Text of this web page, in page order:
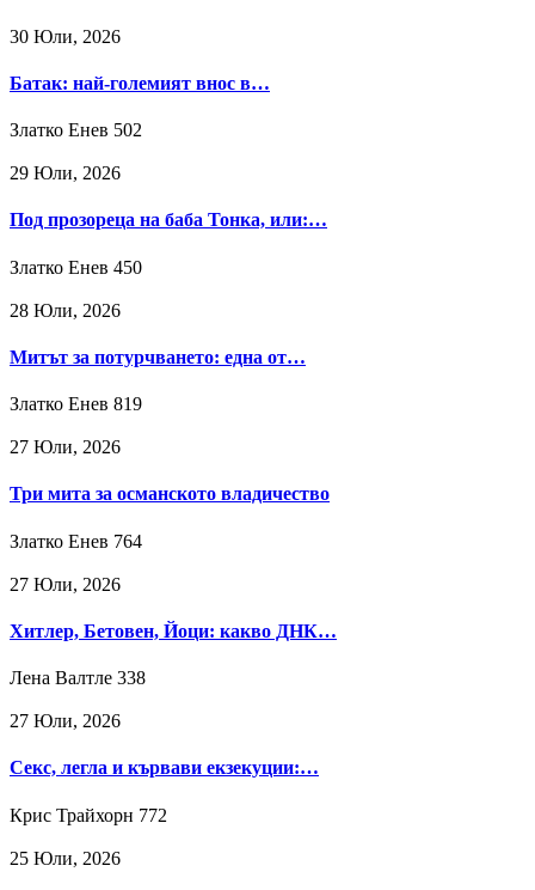
30 Юли, 2026
Батак: най-големият внос в…
Златко Енев 502
29 Юли, 2026
Под прозореца на баба Тонка, или:…
Златко Енев 450
28 Юли, 2026
Митът за потурчването: една от…
Златко Енев 819
27 Юли, 2026
Три мита за османското владичество
Златко Енев 764
27 Юли, 2026
Хитлер, Бетовен, Йоци: какво ДНК…
Лена Валтле 338
27 Юли, 2026
Секс, легла и кървави екзекуции:…
Крис Трайхорн 772
25 Юли, 2026